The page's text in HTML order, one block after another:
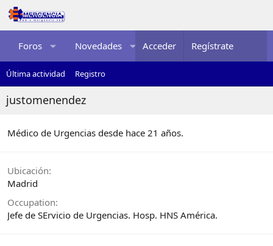
Foros Novedades Multimedia
Acceder Regístrate
Última actividad Registro
justomenendez
Médico de Urgencias desde hace 21 años.
Ubicación
Madrid
Occupation
Jefe de SErvicio de Urgencias. Hosp. HNS América.